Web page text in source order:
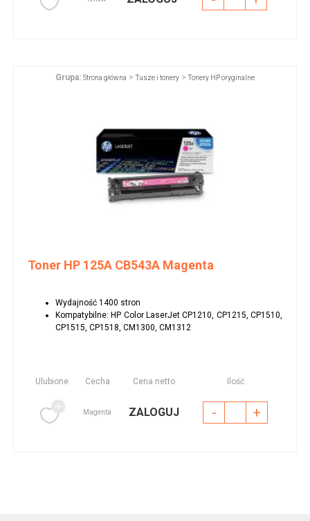
Grupa: Strona główna >Tusze i tonery >Tonery HP oryginalne
Toner HP 125A CB543A Magenta
Wydajność 1400 stron
Kompatybilne: HP Color LaserJet CP1210, CP1215, CP1510,
CP1515, CP1518, CM1300, CM1312
Ulubione Cecha Cena netto Ilość
Magenta ZALOGUJ - +